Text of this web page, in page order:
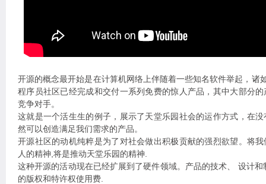
开源的概念最开始是在计算机网络上伴随着一些知名软件举起，诸
程序员社区已经完成和交付一系列免费的惊人产品，其中大部分
竞争对手。
这就是一个活生生的例子，展示了天堂乐园社会的运作方式，在
然可以创造满足我们需求的产品。
开源社区的动机纯粹是为了对社会做出积极贡献的强烈欲望。将
人的精神,将是推动天堂乐园的精神.
这种开源的活动现在已经扩展到了硬件领域。产品的技术、 设计
的版权和特许权使用费.